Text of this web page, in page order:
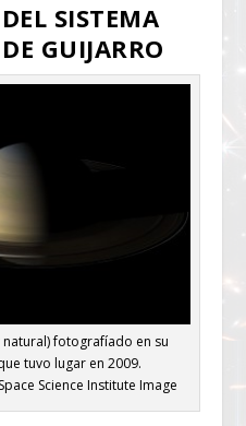
SISTEMA
GUIJARRO
fotografíado en su
tuvo lugar en 2009.
Science Institute Image